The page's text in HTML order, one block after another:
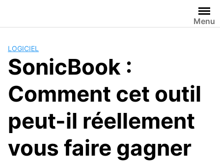
contenu
Menu
LOGICIEL
SonicBook :
Comment cet outil
peut-il réellement
vous faire gagner